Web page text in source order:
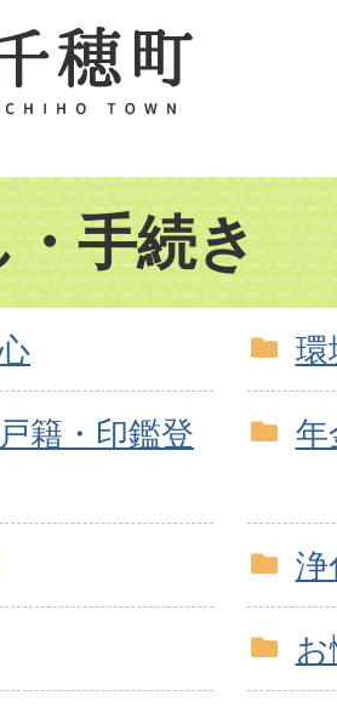
・手続き
環
籍・印鑑登
年
浄